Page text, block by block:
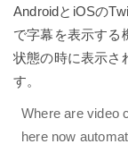
AndroidとiOSの
で字幕を表示する
状態の時に表示さ
す。
Where are video
here now